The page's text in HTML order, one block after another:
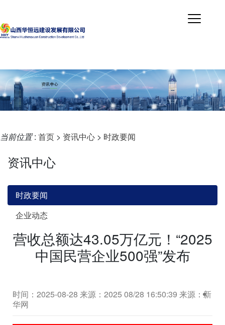
当前位置: 首页 > 资讯中心 > 时政要闻
资讯中心
时政要闻
企业动态
营收总额达43.05万亿元！“2025
中国民营企业500强”发布
时间：2025-08-28 来源：2025 08/28 16:50:39 来源：新
华网